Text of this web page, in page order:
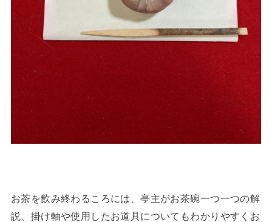
お茶を飲み終わるころには、亭主がお茶碗一つ一つの解
説、掛け軸や使用したお道具についてもわかりやすくお